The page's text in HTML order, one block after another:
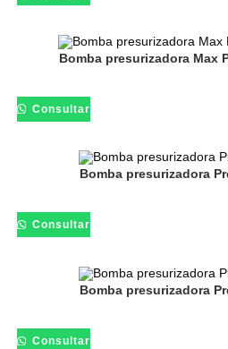
Bomba presurizadora Max
Consultar
Bomba presurizadora
Consultar
Bomba presurizadora
Consultar